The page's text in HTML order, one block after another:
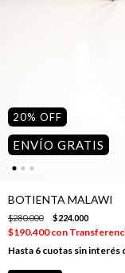
20% OFF
ENVÍO GRATIS
BOTIENTA MALAWI
$280.000 $224.000
$190.400con
6 cuotas sin interés